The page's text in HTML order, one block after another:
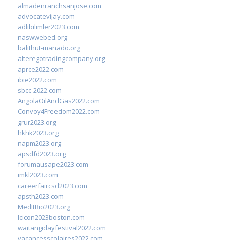
almadenranchsanjose.com
advocatevijay.com
adlibilimler2023.com
naswwebed.org
balithut-manado.org
alteregotradingcompany.org
aprce2022.com
ibie2022.com
sbcc-2022.com
AngolaOilAndGas2022.com
Convoy4Freedom2022.com
grur2023.org
hkhk2023.org
napm2023.org
apsdfd2023.org
forumausape2023.com
imkl2023.com
careerfaircsd2023.com
apsth2023.com
MedItRio2023.org
lcicon2023boston.com
waitangidayfestival2022.com